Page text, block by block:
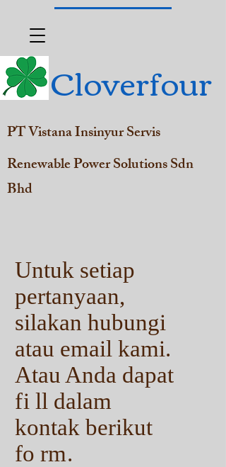
Cloverfour
PT Vistana Insinyur Servis
Renewable Power Solutions Sdn
Bhd
Untuk setiap
pertanyaan,
silakan hubungi
atau email kami.
Atau Anda dapat
fi ll dalam
kontak berikut
fo rm.